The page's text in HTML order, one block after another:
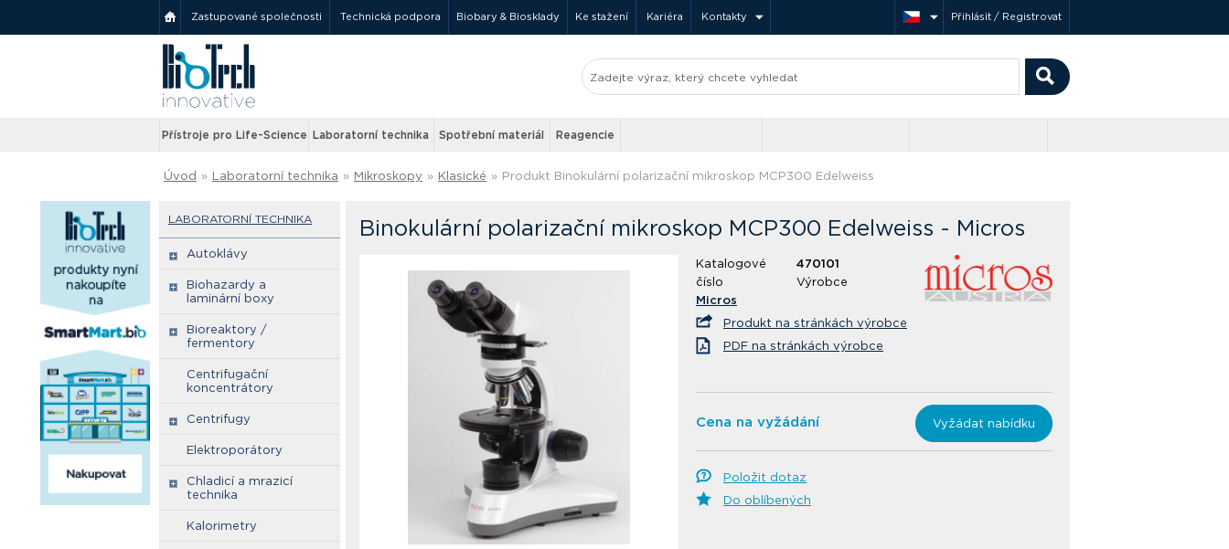
Zastupované společnosti Technická podpora Biobary & Biosklady Ke stažení Kariéra Kontakty Přihlásit / Registrovat
Přístroje pro Life-Science Laboratorní technika Spotřební materiál Reagencie
Úvod » Laboratorní technika » Mikroskopy » Klasické » Produkt Binokulární polarizační mikroskop MCP300 Edelweiss
LABORATORNÍ TECHNIKA
Autoklávy
Biohazardy a
laminární boxy
Bioreaktory /
fermentory
Centrifugační
koncentrátory
Centrifugy
Elektroporátory
Chladicí a mrazicí
technika
Kalorimetry
Binokulární polarizační mikroskop MCP300 Edelweiss - Micros
Katalogové
číslo
470101
Výrobce
Micros
Produkt na stránkách výrobce
PDF na stránkách výrobce
Cena na vyžádání Vyžádat nabídku
Položit dotaz
Do oblíbených